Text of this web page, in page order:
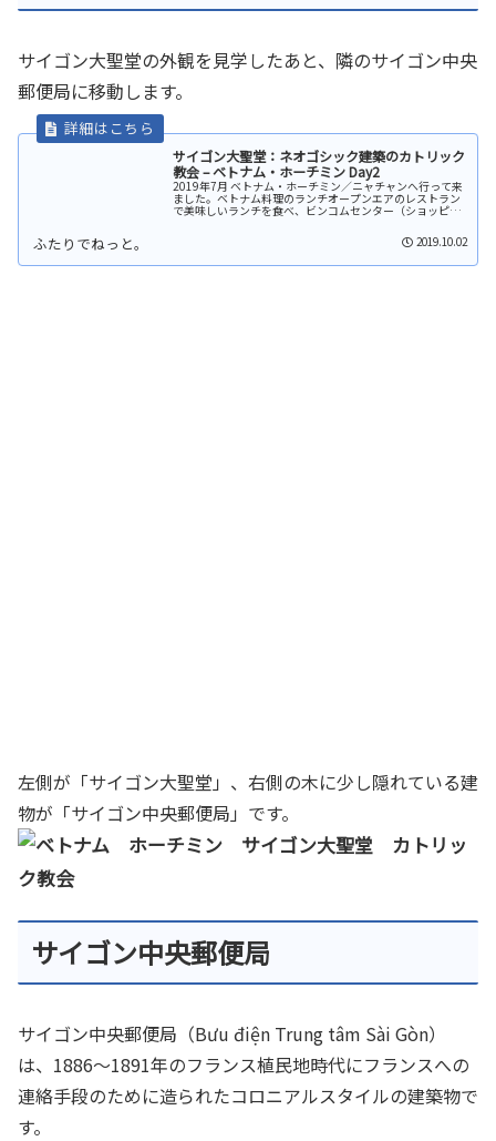
サイゴン大聖堂の外観を見学したあと、隣のサイゴン中央
郵便局に移動します。
サイゴン大聖堂：ネオゴシック建築のカトリック
教会 – ベトナム・ホーチミン Day2
2019年7月 ベトナム・ホーチミン／ニャチャンへ行って来
ました。ベトナム料理のランチオープンエアのレストラン
で美味しいランチを食べ、ビンコムセンター（ショッピン
2019.10.02
左側が「サイゴン大聖堂」、右側の木に少し隠れている建
物が「サイゴン中央郵便局」です。
サイゴン中央郵便局
サイゴン中央郵便局（Bưu điện Trung tâm Sài Gòn）
は、1886～1891年のフランス植民地時代にフランスへの
連絡手段のために造られたコロニアルスタイルの建築物で
す。